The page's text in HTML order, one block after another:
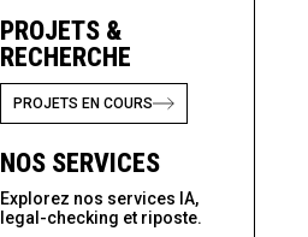
PROJETS &
RECHERCHE
PROJETS EN COURS
NOS SERVICES
Explorez nos services IA,
legal-checking et riposte.